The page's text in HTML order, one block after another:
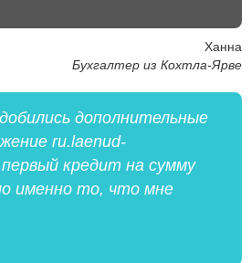
Ханна
Бухгалтер из Кохтла-Ярве
дополнительные
ru.laenud-
кредит на сумму
именно то, что мне